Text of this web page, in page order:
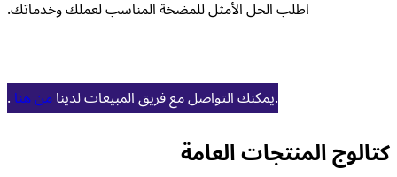
.اطلب الحل الأمثل للمضخة المناسب لعملك وخدماتك
. يمكنك التواصل مع فريق المبيعات لدينامن هنا .
كتالوج المنتجات العامة